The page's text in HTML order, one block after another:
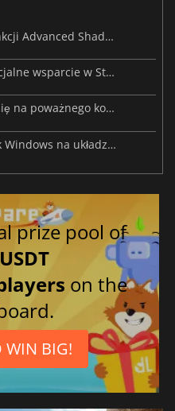
Gry Xbox PC zyskują dzięki funkcji Advanced Shader Delivery
Handheldy Intel otrzymują oficjalne wsparcie w SteamOS 3.8.7 Beta
CLUTCH już teraz zapowiada się na poważnego konkurenta dla Forza Horizon 6
NVIDIA przedstawia RTX Spark Windows na układzie Arm dla PC i laptopów
prize pool of
on the
WIN BIG!